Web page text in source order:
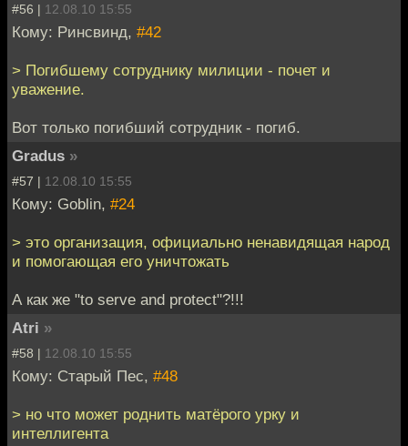
#56 | 12.08.10 15:55
Кому: Ринсвинд, #42
> Погибшему сотруднику милиции - почет и
уважение.
Вот только погибший сотрудник - погиб.
Gradus »
#57 | 12.08.10 15:55
Кому: Goblin, #24
> это организация, официально ненавидящая народ
и помогающая его уничтожать
А как же "to serve and protect"?!!!
Atri »
#58 | 12.08.10 15:55
Кому: Старый Пес, #48
> но что может роднить матёрого урку и
интеллигента